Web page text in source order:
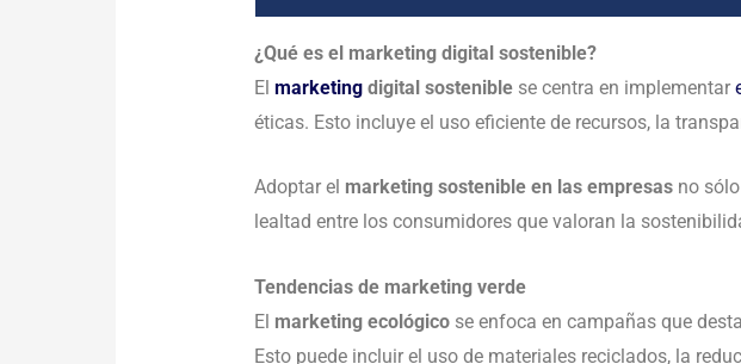
¿Qué es el marketing digital sostenible?
Elmarketing digital sostenible se centra en implementar
éticas. Esto incluye el uso eficiente de recursos, la
Adoptar el marketing sostenible en las empresas no
lealtad entre los consumidores que valoran la
Tendencias de marketing verde
El marketing ecológico se enfoca en campañas que
Esto puede incluir el uso de materiales reciclados, la